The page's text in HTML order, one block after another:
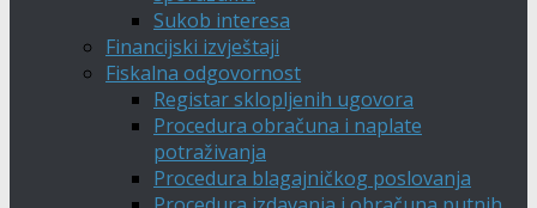
Sukob interesa
Financijski izvještaji
Fiskalna odgovornost
Registar sklopljenih ugovora
Procedura obračuna i naplate
potraživanja
Procedura blagajničkog poslovanja